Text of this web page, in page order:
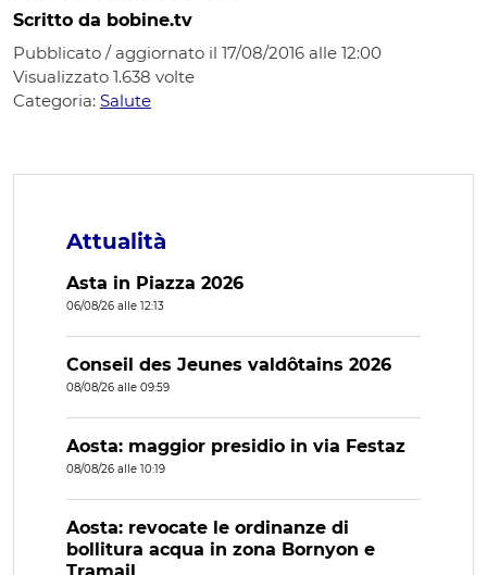
Scritto da bobine.tv
Pubblicato / aggiornato il 17/08/2016 alle 12:00
Visualizzato 1.638 volte
Categoria: Salute
Attualità
Asta in Piazza 2026
06/08/26 alle 12:13
Conseil des Jeunes valdôtains 2026
08/08/26 alle 09:59
Aosta: maggior presidio in via Festaz
08/08/26 alle 10:19
Aosta: revocate le ordinanze di
bollitura acqua in zona Bornyon e